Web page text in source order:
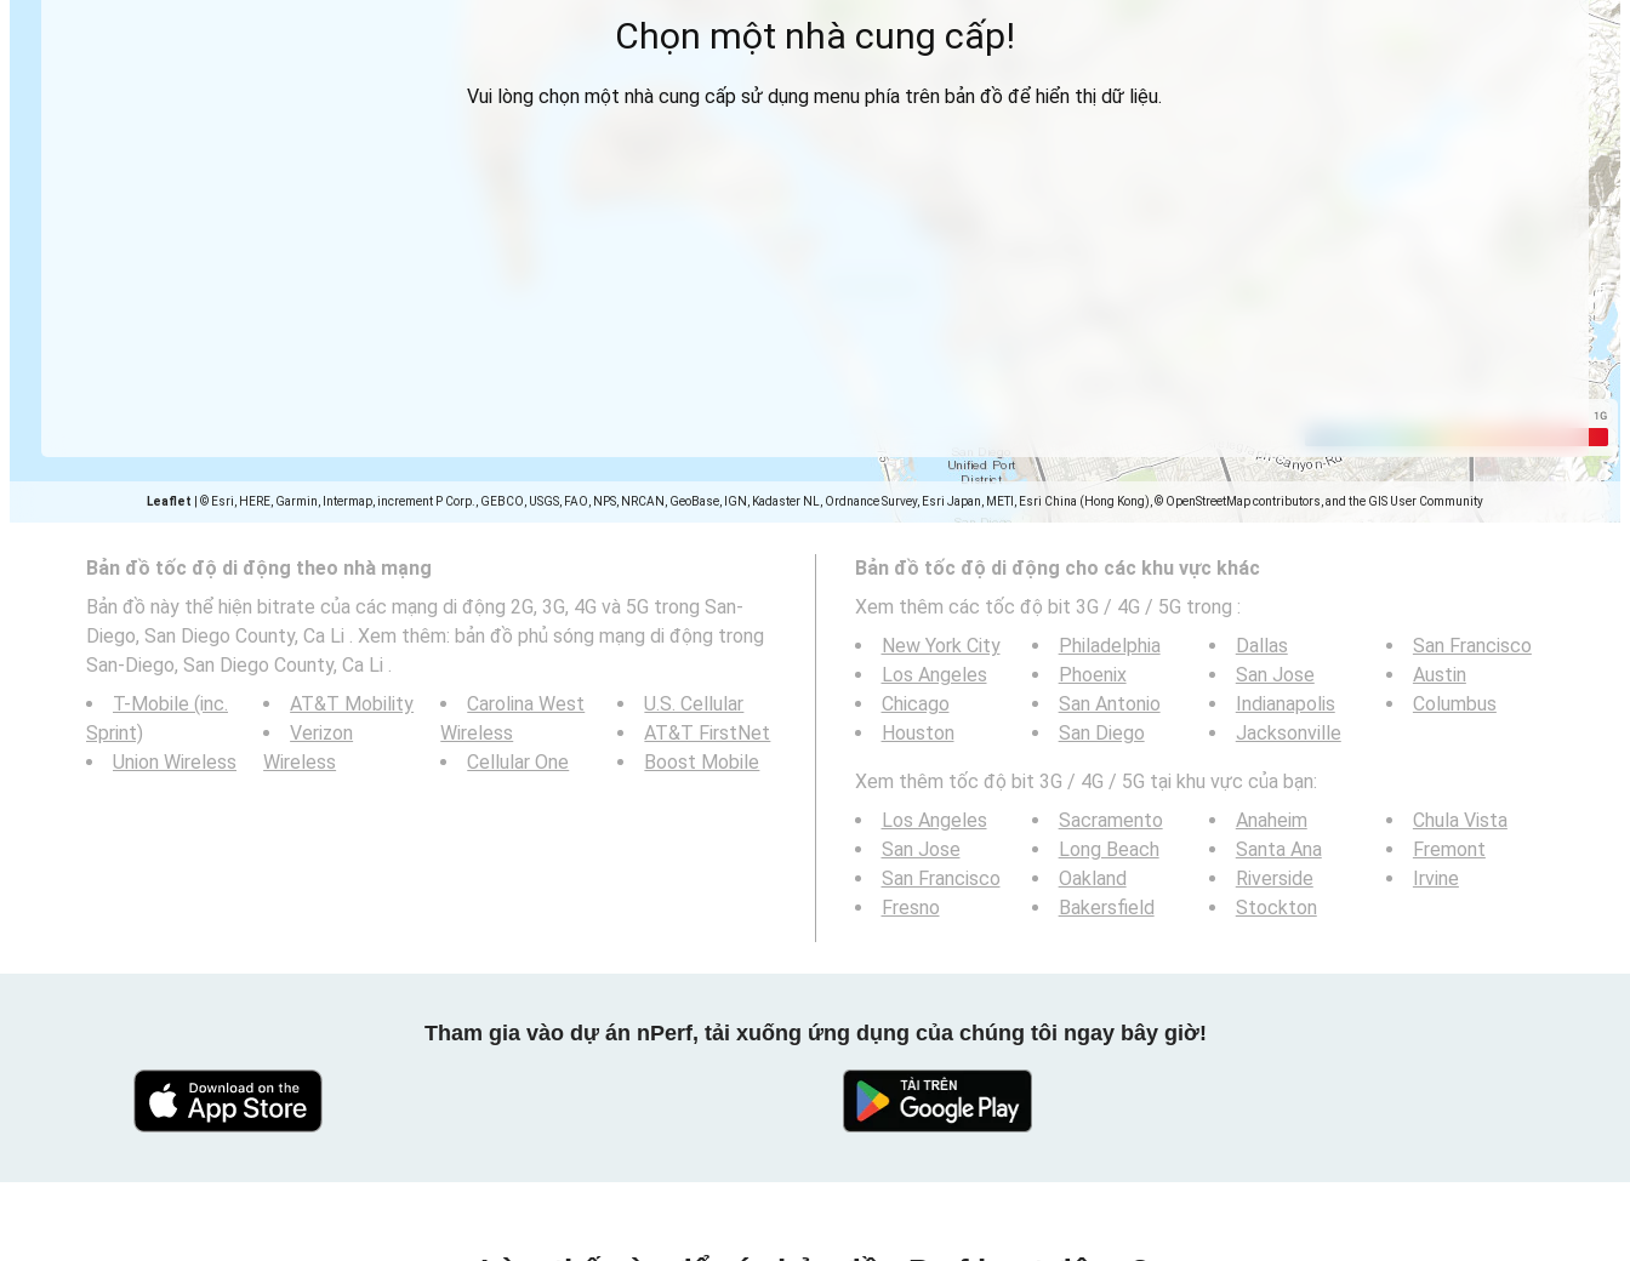
Leaflet © Esri, HERE, Garmin, Intermap, increment P Corp., GEBCO, USGS, FAO, NPS, NRCAN, GeoBase, IGN, Kadaster NL, Ordnance Survey, Esri Japan, METI, Esri China (Hong Kong), © OpenStreetMap contributors, and the GIS User Community
Chọn một nhà cung cấp!
Vui lòng chọn một nhà cung cấp sử dụng menu phía trên bản đồ để hiển thị dữ liệu.
Bản đồ tốc độ di động theo nhà mạng
Bản đồ này thể hiện bitrate của các mạng di động 2G, 3G, 4G và 5G trong San-
Diego, San Diego County, Ca Li . Xem thêm: bản đồ phủ sóng mạng di động trong
San-Diego, San Diego County, Ca Li .
T-Mobile (inc.
Sprint)
Union Wireless
AT&T Mobility
Verizon
Wireless
Carolina West
Wireless
Cellular One
U.S. Cellular
AT&T FirstNet
Boost Mobile
Bản đồ tốc độ di động cho các khu vực khác
Xem thêm các tốc độ bit 3G / 4G / 5G trong :
New York City
Los Angeles
Chicago
Houston
Philadelphia
Phoenix
San Antonio
San Diego
Dallas
San Jose
Indianapolis
Jacksonville
San Francisco
Austin
Columbus
Xem thêm tốc độ bit 3G / 4G / 5G tại khu vực của bạn:
Los Angeles
San Jose
San Francisco
Fresno
Sacramento
Long Beach
Oakland
Bakersfield
Anaheim
Santa Ana
Riverside
Stockton
Chula Vista
Fremont
Irvine
Tham gia vào dự án nPerf, tải xuống ứng dụng của chúng tôi ngay bây giờ!